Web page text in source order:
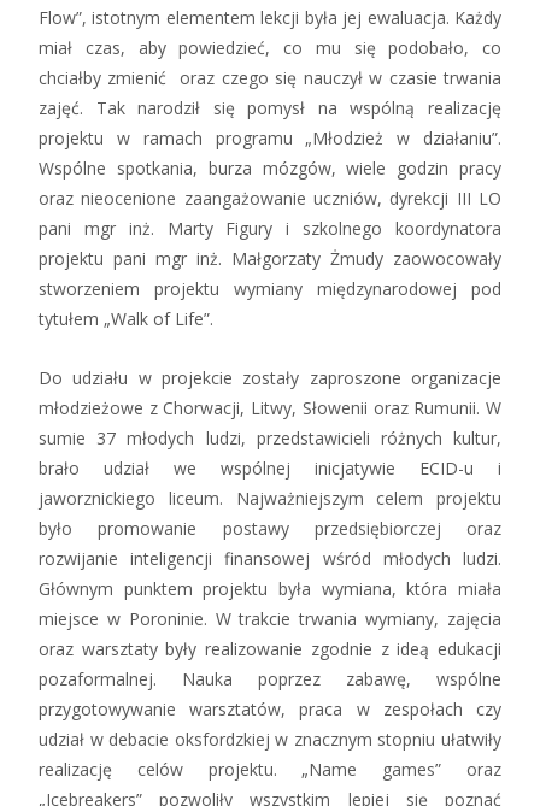
Flow”, istotnym elementem lekcji była jej ewaluacja. Każdy
miał czas, aby powiedzieć, co mu się podobało, co
chciałby zmienić oraz czego się nauczył w czasie trwania
zajęć. Tak narodził się pomysł na wspólną realizację
projektu w ramach programu „Młodzież w działaniu”.
Wspólne spotkania, burza mózgów, wiele godzin pracy
oraz nieocenione zaangażowanie uczniów, dyrekcji III LO
pani mgr inż. Marty Figury i szkolnego koordynatora
projektu pani mgr inż. Małgorzaty Żmudy zaowocowały
stworzeniem projektu wymiany międzynarodowej pod
tytułem „Walk of Life”.
Do udziału w projekcie zostały zaproszone organizacje
młodzieżowe z Chorwacji, Litwy, Słowenii oraz Rumunii. W
sumie 37 młodych ludzi, przedstawicieli różnych kultur,
brało udział we wspólnej inicjatywie ECID-u i
jaworznickiego liceum. Najważniejszym celem projektu
było promowanie postawy przedsiębiorczej oraz
rozwijanie inteligencji finansowej wśród młodych ludzi.
Głównym punktem projektu była wymiana, która miała
miejsce w Poroninie. W trakcie trwania wymiany, zajęcia
oraz warsztaty były realizowanie zgodnie z ideą edukacji
pozaformalnej. Nauka poprzez zabawę, wspólne
przygotowywanie warsztatów, praca w zespołach czy
udział w debacie oksfordzkiej w znacznym stopniu ułatwiły
realizację celów projektu. „Name games” oraz
„Icebreakers” pozwoliły wszystkim lepiej się poznać